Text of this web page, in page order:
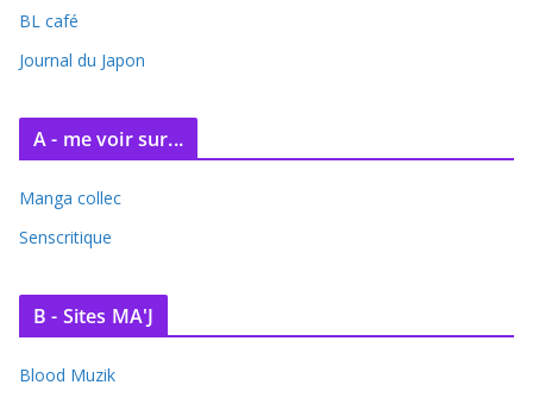
v
e
BL café
Journal du Japon
A - me voir sur...
Manga collec
Senscritique
B - Sites MA'J
Blood Muzik